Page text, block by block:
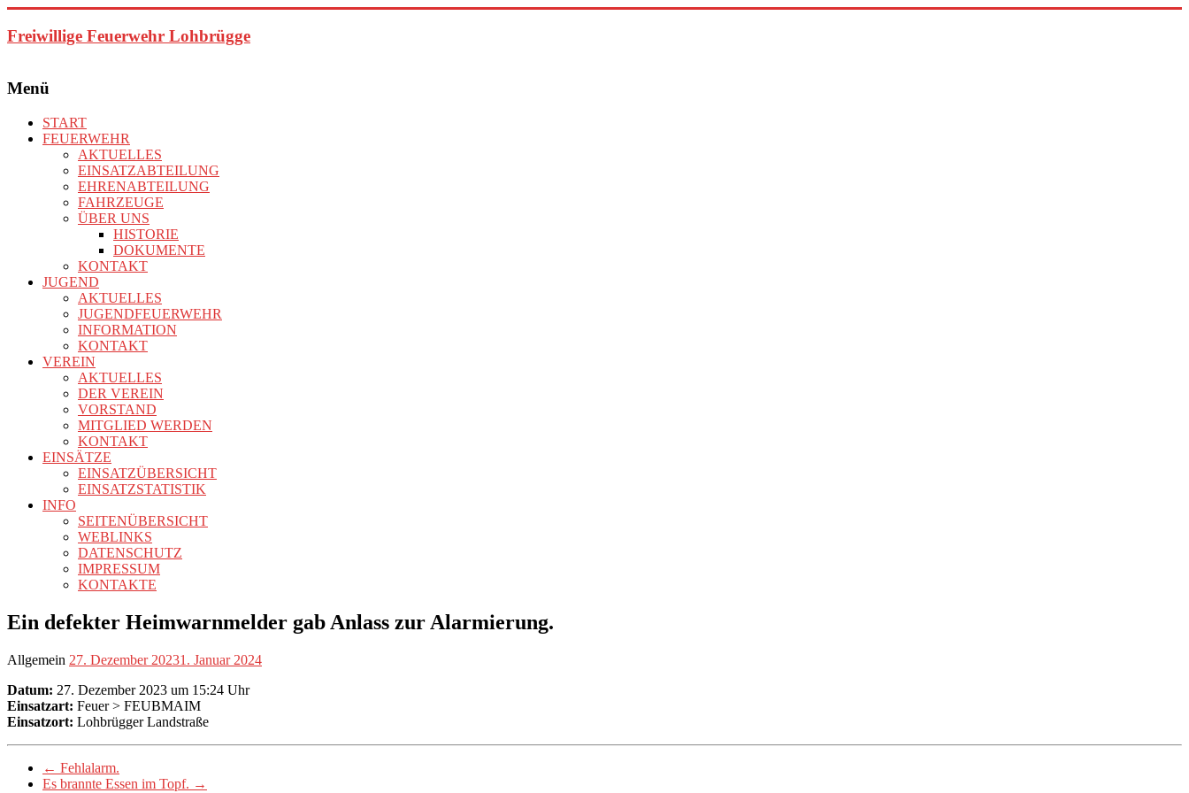
Inhalt
springen
Freiwillige Feuerwehr Lohbrügge
Menü
START
FEUERWEHR
AKTUELLES
EINSATZABTEILUNG
EHRENABTEILUNG
FAHRZEUGE
ÜBER UNS
HISTORIE
DOKUMENTE
KONTAKT
JUGEND
AKTUELLES
JUGENDFEUERWEHR
INFORMATION
KONTAKT
VEREIN
AKTUELLES
DER VEREIN
VORSTAND
MITGLIED WERDEN
KONTAKT
EINSÄTZE
EINSATZÜBERSICHT
EINSATZSTATISTIK
INFO
SEITENÜBERSICHT
WEBLINKS
DATENSCHUTZ
IMPRESSUM
KONTAKTE
Ein defekter Heimwarnmelder gab Anlass zur Alarmierung.
Allgemein 27. Dezember 20231. Januar 2024
Datum: 27. Dezember 2023 um 15:24 Uhr
Einsatzart: Feuer > FEUBMAIM
Einsatzort: Lohbrügger Landstraße
← Fehlalarm.
Es brannte Essen im Topf. →